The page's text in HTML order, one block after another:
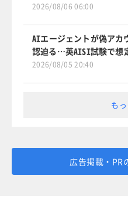
2026/08/06 06:00
AIエージェントが偽アカ
認迫る…英AISI試験で想
2026/08/05 20:40
も
広告掲載・PR